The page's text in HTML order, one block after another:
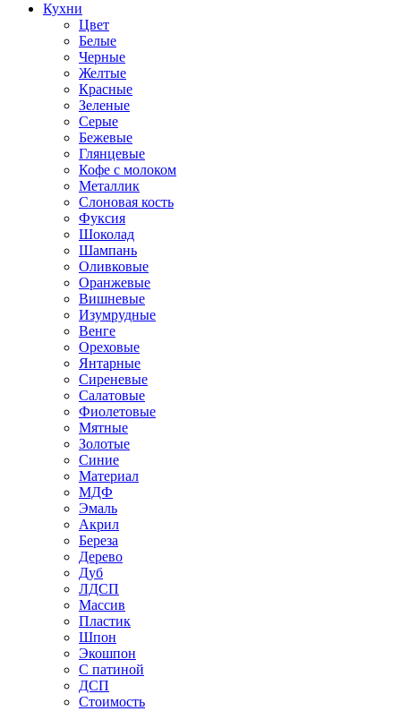
Кухни
Цвет
Белые
Черные
Желтые
Красные
Зеленые
Серые
Бежевые
Глянцевые
Кофе с молоком
Металлик
Слоновая кость
Фуксия
Шоколад
Шампань
Оливковые
Оранжевые
Вишневые
Изумрудные
Венге
Ореховые
Янтарные
Сиреневые
Салатовые
Фиолетовые
Мятные
Золотые
Синие
Материал
МДФ
Эмаль
Акрил
Береза
Дерево
Дуб
ЛДСП
Массив
Пластик
Шпон
Экошпон
С патиной
ДСП
Стоимость